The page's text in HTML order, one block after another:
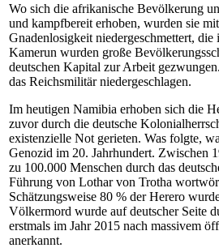
Wo sich die afrikanische Bevölkerung
und kampfbereit erhoben, wurden sie
Gnadenlosigkeit niedergeschmettert, die
Kamerun wurden große
deutschen Kapital zur Arbeit
das Reichsmilitär niedergeschlagen.
Im heutigen Namibia erhoben sich die
zuvor durch die deutsche
existenzielle Not gerieten. Was folgte,
Genozid im 20. Jahrhundert. Zwischen
zu 100.000 Menschen durch das
Führung von Lothar von Trotha
Schätzungsweise 80 % der Herero
Völkermord wurde auf deutscher Seite
erstmals im Jahr 2015 nach massivem
anerkannt.